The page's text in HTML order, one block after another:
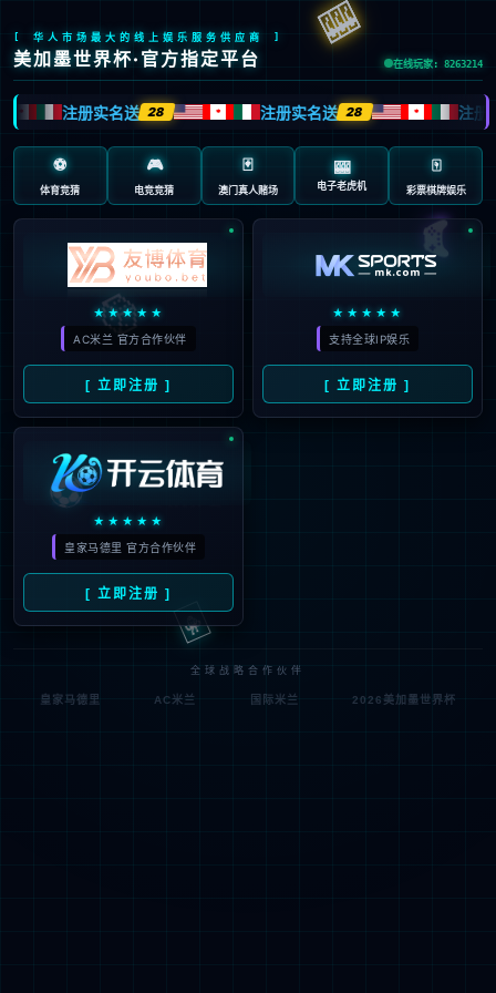
抱歉，页面无法访问...
可能原因：网址有错误 >请检查地址是否完整或存在多余字
网址已失效 >可能页面已删除，活动已下线等
返回首页